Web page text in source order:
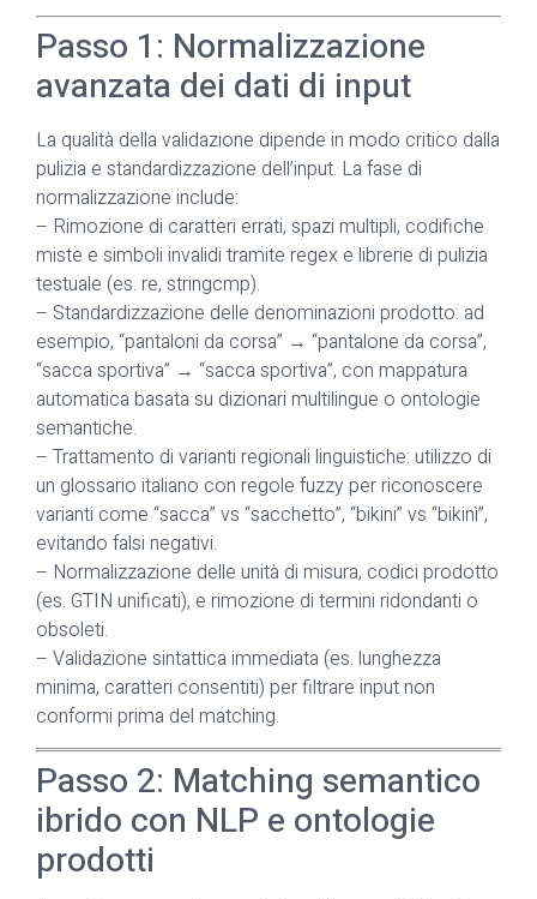
Passo 1: Normalizzazione
avanzata dei dati di input
La qualità della validazione dipende in modo critico dalla
pulizia e standardizzazione dell’input. La fase di
normalizzazione include:
– Rimozione di caratteri errati, spazi multipli, codifiche
miste e simboli invalidi tramite regex e librerie di pulizia
testuale (es. re, stringcmp).
– Standardizzazione delle denominazioni prodotto: ad
esempio, “pantaloni da corsa” → “pantalone da corsa”,
“sacca sportiva” → “sacca sportiva”, con mappatura
automatica basata su dizionari multilingue o ontologie
semantiche.
– Trattamento di varianti regionali linguistiche: utilizzo di
un glossario italiano con regole fuzzy per riconoscere
varianti come “sacca” vs “sacchetto”, “bikini” vs “bikinì”,
evitando falsi negativi.
– Normalizzazione delle unità di misura, codici prodotto
(es. GTIN unificati), e rimozione di termini ridondanti o
obsoleti.
– Validazione sintattica immediata (es. lunghezza
minima, caratteri consentiti) per filtrare input non
conformi prima del matching.
Passo 2: Matching semantico
ibrido con NLP e ontologie
prodotti